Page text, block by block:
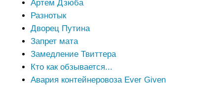
Артем Дзюба
Разнотык
Дворец Путина
Запрет мата
Замедление Твиттера
Кто как обзывается...
Авария контейнеровоза Ever Given